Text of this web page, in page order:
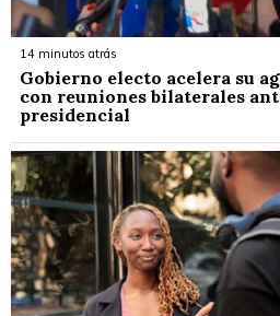
14 minutos atrás
Gobierno electo acelera su
con reuniones bilaterales
presidencial